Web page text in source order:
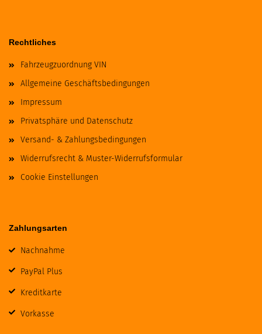
Rechtliches
Fahrzeugzuordnung VIN
Allgemeine Geschäftsbedingungen
Impressum
Privatsphäre und Datenschutz
Versand- & Zahlungsbedingungen
Widerrufsrecht & Muster-Widerrufsformular
Cookie Einstellungen
Zahlungsarten
Nachnahme
PayPal Plus
Kreditkarte
Vorkasse